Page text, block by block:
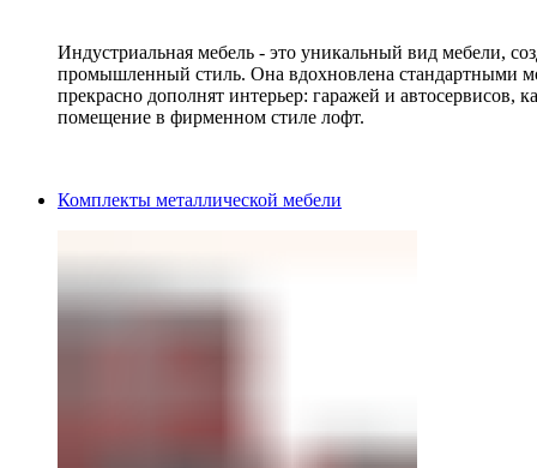
Индустриальная мебель - это уникальный вид мебели,
промышленный стиль. Она вдохновлена стандартными
прекрасно дополнят интерьер: гаражей и автосервисов,
помещение в фирменном стиле лофт.
Комплекты металлической мебели